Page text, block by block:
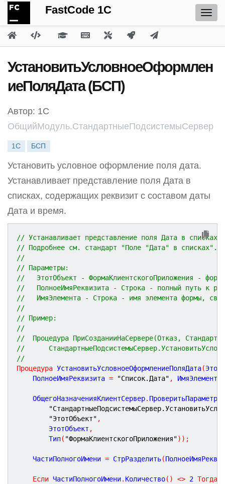
FastCode 1C
УстановитьУсловноеОформлен
иеПоляДата (БСП)
Автор: 1С
ОбщийМодуль.СтандартныеПодсистемыСервер
1С БСП
Установить условное оформление поля дата.
Устанавливает представление поля Дата в
списках, содержащих реквизит с составом даты
Дата и время.
// Устанавливает представление поля Дата в
// Подробнее см. стандарт "Поле "Дата" в списках".
//
// Параметры:
//   ЭтотОбъект - ФормаКлиентскогоПриложения -
//   ПолноеИмяРеквизита - Строка - полный путь к
//   ИмяЭлемента - Строка - имя элемента формы,
//
// Пример:
//
//	Процедура ПриСозданииНаСервере(Отказ,
//
//
Процедура УстановитьУсловноеОформлениеПоляДата(
	ПолноеИмяРеквизита
= "Список.Дата" , ИмяЭлемента
	ОбщегоНазначенияКлиентСервер
. ПроверитьПараметр
"ЭтотОбъект" ,
		ЭтотОбъект
,
		Тип
( "ФормаКлиентскогоПриложения") ) ;
	ЧастиПолногоИмени
= СтрРазделить(
Если ЧастиПолногоИмени. Количество( ) <> 2 Тогда